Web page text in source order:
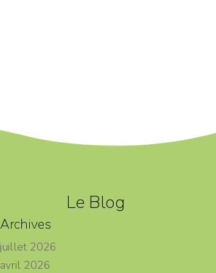
Le Blog
Archives
juillet 2026
avril 2026